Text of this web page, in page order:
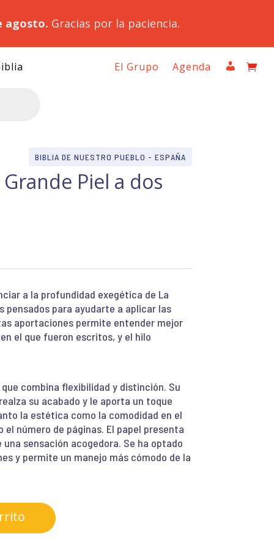
agosto. Gracias por la paciencia.
El Grupo Agenda
BIBLIA DE NUESTRO PUEBLO - ESPAÑA
Piel a dos
a la profundidad exegética de La
pensados para ayudarte a aplicar las
aportaciones permite entender mejor
el que fueron escritos, y el hilo
combina flexibilidad y distinción. Su
su acabado y le aporta un toque
la estética como la comodidad en el
número de páginas. El papel presenta
sensación acogedora. Se ha optado
y permite un manejo más cómodo de la